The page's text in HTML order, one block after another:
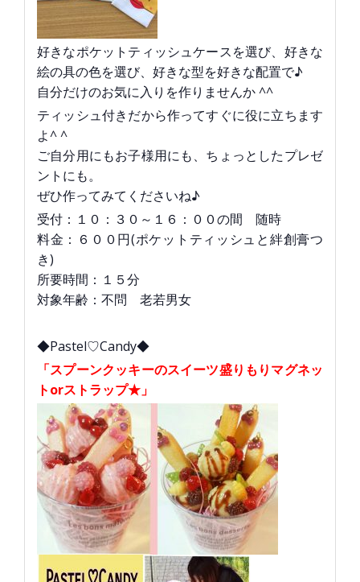
好きなポケットティッシュケースを選び、好きな
絵の具の色を選び、好きな型を好きな配置で♪
自分だけのお気に入りを作りませんか ^^
ティッシュ付きだから作ってすぐに役に立ちます
よ^ ^
ご自分用にもお子様用にも、ちょっとしたプレゼ
ントにも。
ぜひ作ってみてくださいね♪
受付：１０：３０～１６：００の間 随時
料金：６００円(ポケットティッシュと絆創膏つ
き)
所要時間：１５分
対象年齢：不問 老若男女
◆Pastel♡Candy◆
「スプーンクッキーのスイーツ盛りもりマグネッ
トorストラップ★」